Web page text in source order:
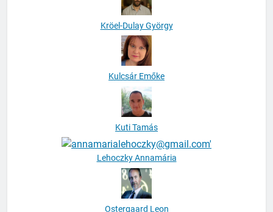
Kröel-Dulay György
Kulcsár Emőke
Kuti Tamás
Lehoczky Annamária
Ostergaard Leon